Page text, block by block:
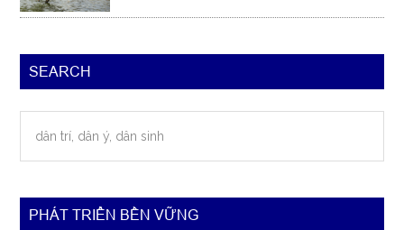
SEARCH
dân
PHÁT TRIỂN BỀN VỮNG